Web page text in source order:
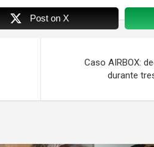
Post on X
Caso AIRBOX:
durante